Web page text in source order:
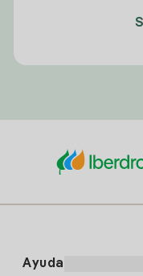
Ayuda